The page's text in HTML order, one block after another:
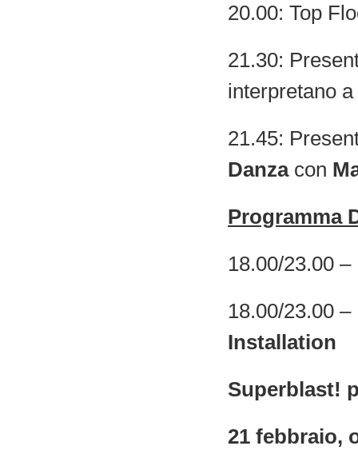
20.00: Top
21.30:
interpretano
21.45:
Danzacon
Programma
18.00/23.00
18.00/23.00
Installation
Superblast!
21 febbraio,